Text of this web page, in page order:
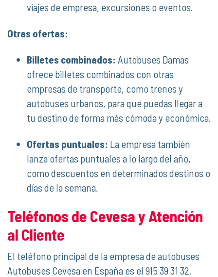
viajes de empresa, excursiones o eventos.
Otras ofertas:
Billetes combinados: Autobuses Damas
ofrece billetes combinados con otras
empresas de transporte, como trenes y
autobuses urbanos, para que puedas llegar a
tu destino de forma más cómoda y económica.
Ofertas puntuales: La empresa también
lanza ofertas puntuales a lo largo del año,
como descuentos en determinados destinos o
días de la semana.
Teléfonos de Cevesa y Atención
al Cliente
El teléfono principal de la empresa de autobuses
Autobuses Cevesa en España es el 915 39 31 32.